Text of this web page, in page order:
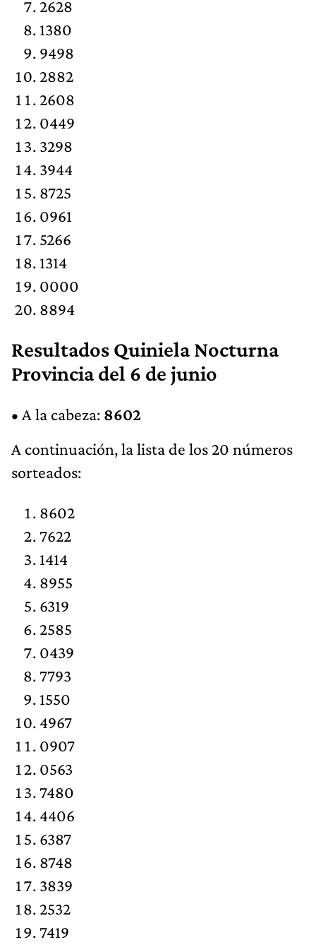
2628
1380
9498
2882
2608
0449
3298
3944
8725
0961
5266
1314
0000
8894
Resultados Quiniela Nocturna
Provincia del 6 de junio
• A la cabeza: 8602
A continuación, la lista de los 20 números
sorteados:
8602
7622
1414
8955
6319
2585
0439
7793
1550
4967
0907
0563
7480
4406
6387
8748
3839
2532
7419